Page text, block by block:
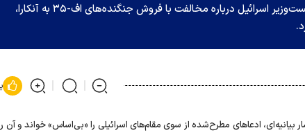
وزارت امور خارجه ترکیه در واکنش به اظهارات اخیر نخست‌وزیر اسرائیل درباره مخالفت با فروش جنگنده‌های اف-۳۵ به آنکارا،
بیانیه‌ای، ادعاهای مطرح‌شده از سوی مقام‌های اسرائیلی را «بی‌اساس» خواند و